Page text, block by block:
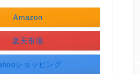
Amazon
楽天市場
ショッピング